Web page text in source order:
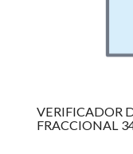
VERIFICADOR
FRACCIONAL